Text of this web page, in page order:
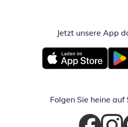
Jetzt unsere App
Öffnet in neuem
Folgen Sie heine auf